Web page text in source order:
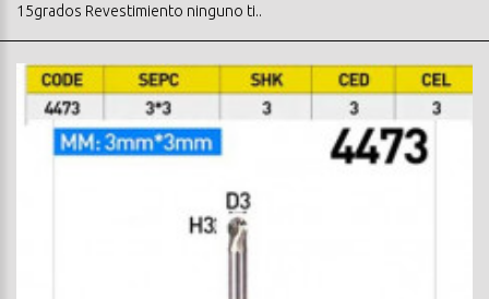
15grados Revestimiento ninguno ti..